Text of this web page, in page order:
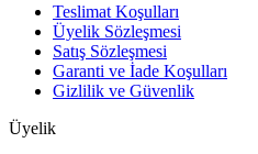
Teslimat Koşulları
Üyelik Sözleşmesi
Satış Sözleşmesi
Garanti ve İade Koşulları
Gizlilik ve Güvenlik
Üyelik